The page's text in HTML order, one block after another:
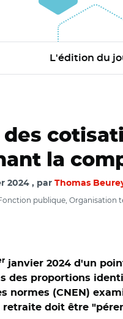
L'édition du
des
la
2024 par Thomas
publique, Organisation
janvier 2024 d'un
des proportions
normes (CNEN)
doit être